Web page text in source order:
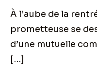
À l’aube de la
prometteuse se
d’une mutuelle
[…]